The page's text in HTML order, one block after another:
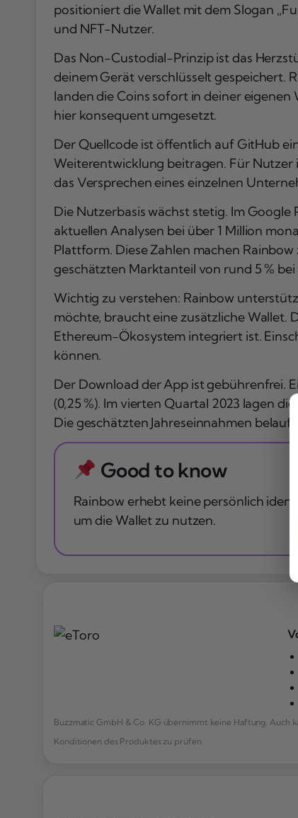
positioniert die Wallet mit dem Slogan
und NFT-Nutzer.
Das Non-Custodial-Prinzip ist das
deinem Gerät verschlüsselt gespeichert.
landen die Coins sofort in deiner
hier konsequent umgesetzt.
Der Quellcode ist öffentlich auf GitHub
Weiterentwicklung beitragen. Für
das Versprechen eines einzelnen
Die Nutzerbasis wächst stetig. Im
aktuellen Analysen bei über 1 Million
Plattform. Diese Zahlen machen
geschätzten Marktanteil von rund 5 %
Wichtig zu verstehen: Rainbow
möchte, braucht eine zusätzliche Wallet.
Ethereum-Ökosystem integriert ist.
können.
Der Download der App ist gebührenfrei.
(0,25 %). Im vierten Quartal 2023 lagen
Die geschätzten Jahreseinnahmen
Good to know
Rainbow erhebt keine persönlich
um die Wallet zu nutzen.
Buzzmatic GmbH & Co. KG übernimmt keine Haftung.
Konditionen des Produktes zu prüfen.